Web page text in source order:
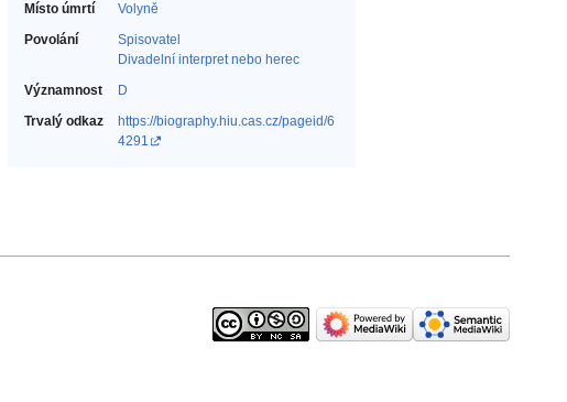
Místo úmrtí
Volyně
Povolání
Spisovatel‎
Divadelní interpret nebo herec‎
Významnost
D
Trvalý odkaz
https://biography.hiu.cas.cz/pageid/6
4291